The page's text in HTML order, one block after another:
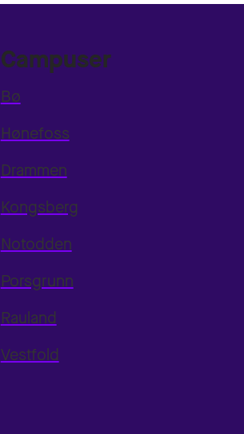
Campuser
Bø
Hønefoss
Drammen
Kongsberg
Notodden
Porsgrunn
Rauland
Vestfold